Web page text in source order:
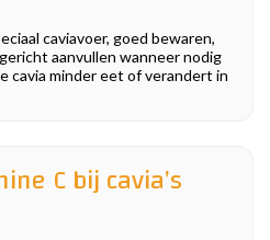
caviavoer, goed bewaren,
aanvullen wanneer nodig
cavia minder eet of verandert in
C bij cavia’s